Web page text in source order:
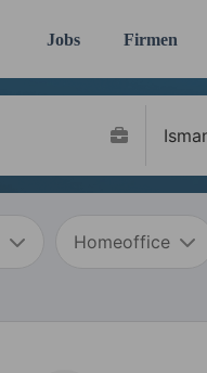
Jobs Firmen
Homeoffice